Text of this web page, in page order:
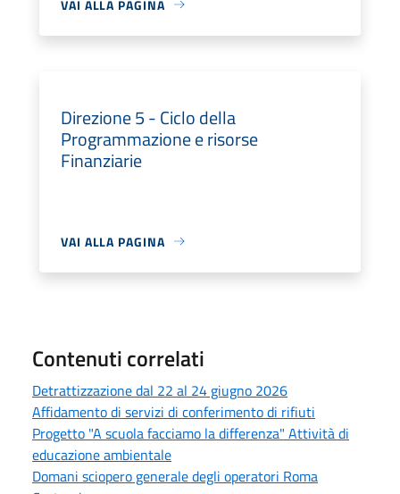
VAI ALLA PAGINA
Direzione 5 - Ciclo della
Programmazione e risorse
Finanziarie
VAI ALLA PAGINA
Contenuti correlati
Detrattizzazione dal 22 al 24 giugno 2026
Affidamento di servizi di conferimento di rifiuti
Progetto "A scuola facciamo la differenza" Attività di
educazione ambientale
Domani sciopero generale degli operatori Roma